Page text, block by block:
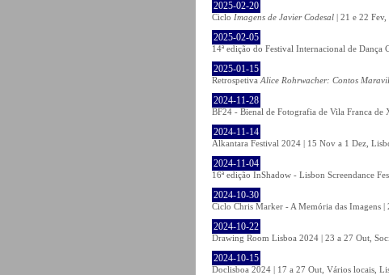
2025-02-20
Ciclo Imagens de Javier Codesal | 21 e 22 Fev,
2025-02-05
14ª edição do Festival Internacional de Dança
2025-01-15
Retrospetiva Alice Rohrwacher: Contos
2024-11-28
BF24 - Bienal de Fotografia de Vila Franca
2024-11-14
Alkantara Festival 2024 | 15 Nov a 1 Dez,
2024-11-04
16ª edição InShadow - Lisbon Screendance
2024-10-30
Ciclo Chris Marker - A Memória das Imagens |
2024-10-22
Drawing Room Lisboa 2024 | 23 a 27 Out,
2024-10-15
Doclisboa 2024 | 17 a 27 Out, Vários locais,